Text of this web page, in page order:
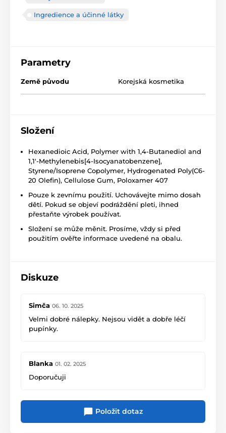
Ingredience a účinné látky
Parametry
Země původu Korejská kosmetika
Složení
Hexanedioic Acid, Polymer with 1,4-Butanediol and
1,1'-Methylenebis[4-Isocyanatobenzene],
Styrene/Isoprene Copolymer, Hydrogenated Poly(C6-
20 Olefin), Cellulose Gum, Poloxamer 407
Pouze k zevnímu použití. Uchovávejte mimo dosah
dětí. Pokud se objeví podráždění pleti, ihned
přestaňte výrobek používat.
Složení se může měnit. Prosíme, vždy si před
použitím ověřte informace uvedené na obalu.
Diskuze
Simča 06. 10. 2025
Velmi dobré nálepky. Nejsou vidět a dobře léčí
pupínky.
Blanka 01. 02. 2025
Doporučuji
Položit dotaz